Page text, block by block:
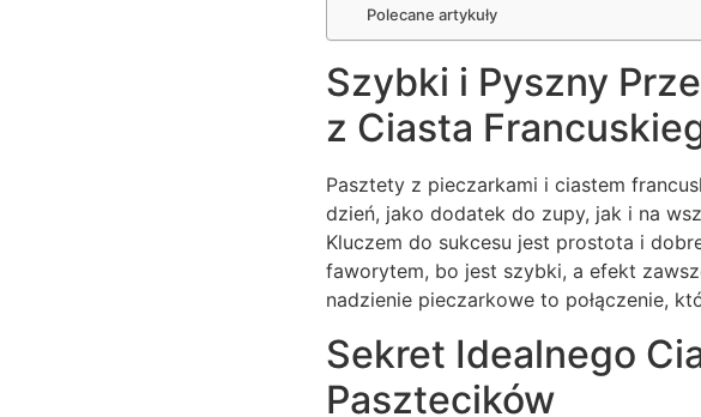
Polecane artykuły
Szybki i Pyszny
z Ciasta
Pasztety z pieczarkami i ciastem
dzień, jako dodatek do zupy, jak i na
Kluczem do sukcesu jest prostota i
faworytem, bo jest szybki, a efekt
nadzienie pieczarkowe to połączenie,
Sekret Idealnego
Pasztecików